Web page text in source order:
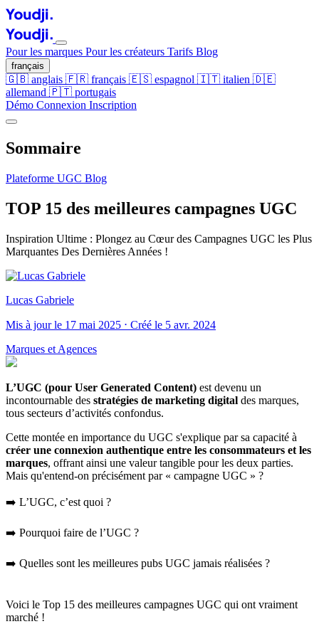
Pour les marques Pour les créateurs Tarifs Blog
français
🇬🇧 anglais 🇫🇷 français 🇪🇸 espagnol 🇮🇹 italien 🇩🇪
allemand 🇵🇹 portugais
Démo Connexion Inscription
Sommaire
Plateforme UGC Blog
TOP 15 des meilleures campagnes UGC
Inspiration Ultime : Plongez au Cœur des Campagnes UGC les Plus
Marquantes Des Dernières Années !
Lucas Gabriele
Mis à jour le 17 mai 2025 ⋅ Créé le 5 avr. 2024
Marques et Agences
L’UGC (pour User Generated Content) est devenu un
incontournable des stratégies de marketing digital des marques,
tous secteurs d’activités confondus.
Cette montée en importance du UGC s'explique par sa capacité à
créer une connexion authentique entre les consommateurs et les
marques, offrant ainsi une valeur tangible pour les deux parties.
Mais qu'entend-on précisément par « campagne UGC » ?
➡️ L’UGC, c’est quoi ?
➡️ Pourquoi faire de l’UGC ?
➡️ Quelles sont les meilleures pubs UGC jamais réalisées ?
Voici le Top 15 des meilleures campagnes UGC qui ont vraiment
marché !